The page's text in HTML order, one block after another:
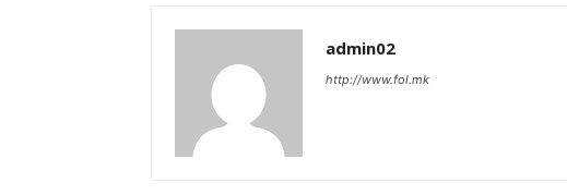
admin02
http://www.fol.mk